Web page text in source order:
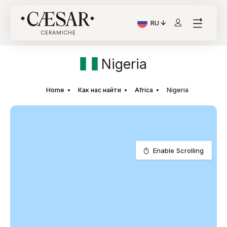
RU
Текущий язык: Italiano
Nigeria
Home Как нас найти Africa Nigeria
Enable Scrolling